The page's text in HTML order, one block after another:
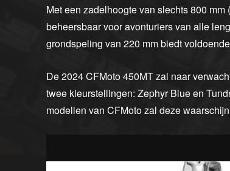
Met een zadelhoogte van slechts 800
beheersbaar voor avonturiers van alle
grondspeling van 220 mm biedt
De 2024 CFMoto 450MT zal naar
twee kleurstellingen: Zephyr Blue en
modellen van CFMoto zal deze